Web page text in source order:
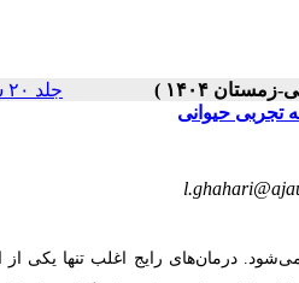
جلد ۲۰ شماره ۴ صفحات ۴۷-۴۰
تجربی حیوانی
درمان‌های رایج اغلب تنها یکی